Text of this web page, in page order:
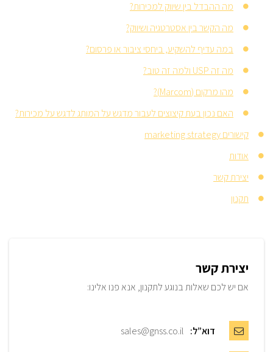
מה ההבדל בין שיווק למכירות?
מה הקשר בין אסטרטגיה ושיווק?
במה עדיף להשקיע, ביחסי ציבור או פרסום?
מה זה USP ולמה זה טוב?
מהו מרקום (Marcom)?
האם נכון בעת קיצוצים לעבור מדגש על המותג לדגש על מכירות?
קישורים marketing strategy
אודות
יצירת קשר
תקנון
יצירת קשר
אם יש לכם שאלות בנוגע לתקנון, אנא פנו אלינו:
דוא”ל: sales@gnss.co.il